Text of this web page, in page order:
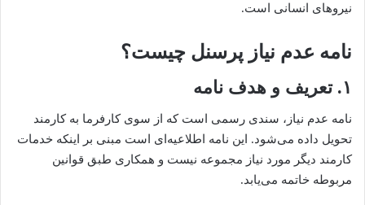
نیروهای انسانی است.
نامه عدم نیاز پرسنل چیست؟
۱. تعریف و هدف نامه
نامه عدم نیاز، سندی رسمی است که از سوی کارفرما به کارمند
تحویل داده می‌شود. این نامه اطلاعیه‌ای است مبنی بر اینکه خدمات
کارمند دیگر مورد نیاز مجموعه نیست و همکاری طبق قوانین
مربوطه خاتمه می‌یابد.